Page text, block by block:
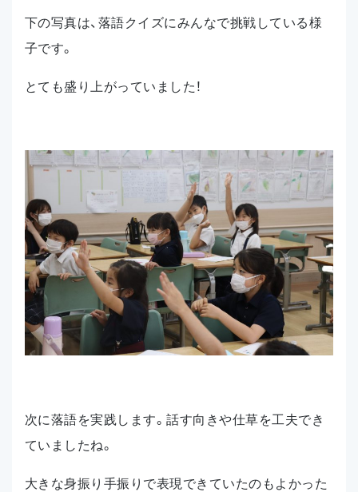
下の写真は、落語クイズにみんなで挑戦している様
子です。
とても盛り上がっていました！
次に落語を実践します。話す向きや仕草を工夫でき
ていましたね。
大きな身振り手振りで表現できていたのもよかった